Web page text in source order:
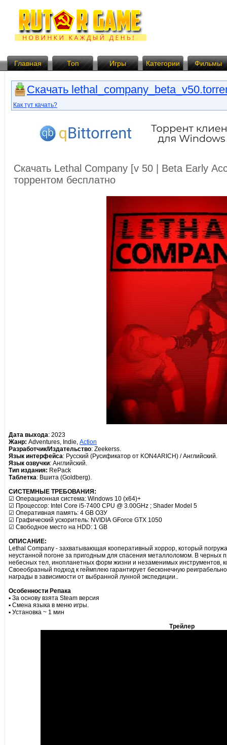
Главная Топ Игры Категории Фильмы
Скачать
Как тут качать?
Скачать Lethal Company [v 50 | Beta Early
торрентом бесплатно
Дата выхода: 2023
Жанр: Adventures, Indie, Action
Разработчик/Издательство: Zeekerss.
Язык интерфейса: Русский (Русификатор от KON4ARICH) / Английский.
Язык озвучки: Английский.
Тип издания: RePack
Таблетка: Вшита (Goldberg).
СИСТЕМНЫЕ ТРЕБОВАНИЯ:
☑ Операционная система: Windows 10 (x64)+
☑ Процессор: Intel Core i5-7400 CPU @ 3.00GHz ; Shader Model 5
☑ Оперативная память: 4 GB ОЗУ
☑ Графический ускоритель: NVIDIA GForce GTX 1050
☑ Свободное место на HDD: 1 GB
ОПИСАНИЕ:
Lethal Company - захватывающая кооперативный хоррор, который
неустанной погоне за пригодным для спасения металлоломом. В черных
небесных тел, инопланетных форм жизни и незаменимых инструментов,
Своеобразный подход к геймплею гарантирует бесконечную
награды в зависимости от выбранной лунной экспедиции..
Особенности Репака
▪ За основу взята Steam версия
▪ Смена языка в меню игры.
▪ Установка ~ 1 мин
Трейлер